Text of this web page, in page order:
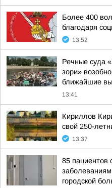
Более 400
благодаря
13:52
Речные суда
зори»
ближайшие
13:41
Кириллов
свой 250-
13:37
85 пациентов
городской